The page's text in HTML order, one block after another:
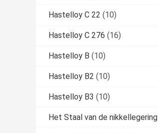
Hastelloy C 22 (10)
Hastelloy C 276 (16)
Hastelloy B (10)
Hastelloy B2 (10)
Hastelloy B3 (10)
Het Staal van de nikkellegering